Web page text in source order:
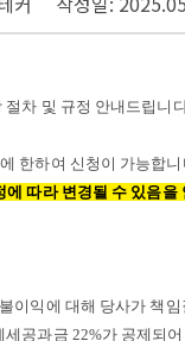
절차 및 규정 안내드립니
한하여 신청이 가능합니
따라 변경될 수 있음을
이익에 대해 당사가 책
세공과금 22%가 공제되